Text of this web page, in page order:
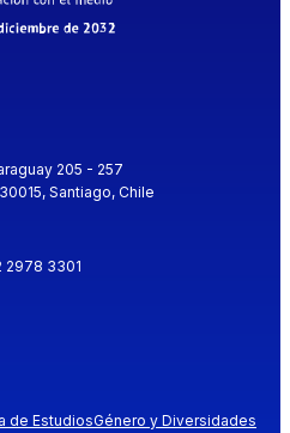
205 - 257
Santiago, Chile
2978 3301
de EstudiosGénero y Diversidades